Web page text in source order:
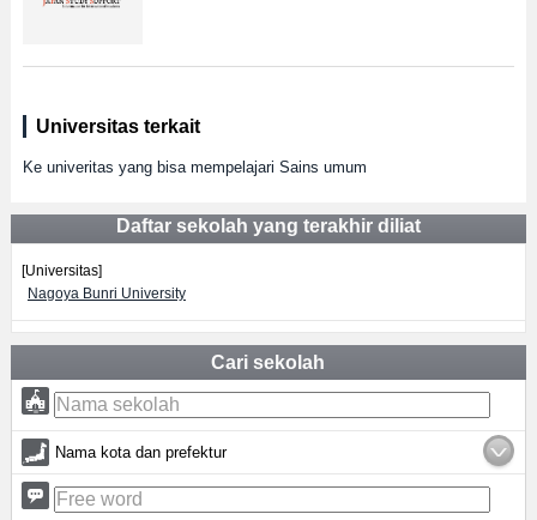
Universitas terkait
Ke univeritas yang bisa mempelajari Sains umum
Daftar sekolah yang terakhir diliat
[Universitas]
Nagoya Bunri University
Cari sekolah
Nama kota dan prefektur